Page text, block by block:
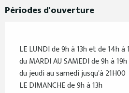
Périodes d'ouverture
LE LUNDI de 9h à 13h et de 14h à
du MARDI AU SAMEDI de 9h à
du jeudi au samedi jusqu'à 21H00
LE DIMANCHE de 9h à 13h